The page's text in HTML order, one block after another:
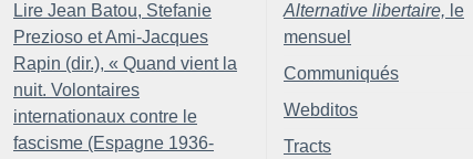
Lire Jean Batou, Stefanie
Prezioso et Ami-Jacques
Rapin (dir.), « Quand vient la
nuit. Volontaires
internationaux contre le
fascisme (Espagne 1936-
Alternative libertaire, le
mensuel
Communiqués
Webditos
Tracts